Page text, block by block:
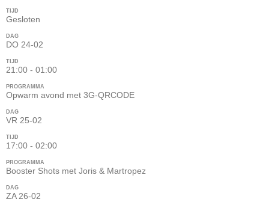
TIJD
Gesloten
DAG
DO 24-02
TIJD
21:00 - 01:00
PROGRAMMA
Opwarm avond met 3G-QRCODE
DAG
VR 25-02
TIJD
17:00 - 02:00
PROGRAMMA
Booster Shots met Joris & Martropez
DAG
ZA 26-02